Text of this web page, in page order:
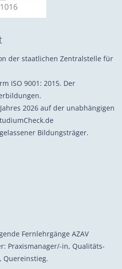
der staatlichen Zentralstelle für
ISO 9001: 2015. Der
2026 auf der unabhängigen
Bildungsträger.
Fernlehrgänge AZAV
Praxis­manager/-in, Quali­täts­
Quer­einstieg.